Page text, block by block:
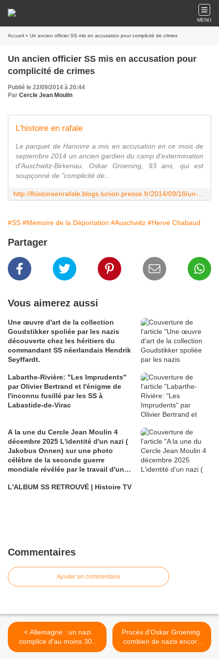
MENU
Accueil » Un ancien officier SS mis en accusation pour complicité de crimes
Un ancien officier SS mis en accusation pour
complicité de crimes
Publié le 22/09/2014 à 20:44
Par Cercle Jean Moulin
L'histoire en rafale
Le parquet de Hanovre a mis en accusation en ce mois de
septembre 2014 un ancien gardien du camp d'extermination
d'Auschwitz-Birkenau. Oskar Groening, 93 ans, qui est
soupçonné de "complicité de...
#SS #Mémoire de la Déportation #Auschwitz #Hervé Chabaud
Partager
Vous aimerez aussi
Une œuvre d'art de la collection
Goudstikker spoliée par les nazis
découverte chez les héritiers du
commandant SS néerlandais Hendrik
Seyffardt.
Labarthe-Rivière: "Les Imprudents"
par Olivier Bertrand et l'énigme de
l'inconnu fusillé par les SS à
Labastide-de-Virac
A la une du Cercle Jean Moulin 4
décembre 2025 L'identité d'un nazi (
Jakobus Onnen) sur une photo
célèbre de la seconde guerre
mondiale révélée par le travail d'un
par Grégory BAUDOUIN)
L'ALBUM SS RETROUVÉ | Histoire TV
Commentaires
Ajouter un commentaire
< Allemagne : un nazi
complice d'au moins 300
000 meurtres
Procès d'Oskar Groening:
combien de nazis encore
en liberté? >